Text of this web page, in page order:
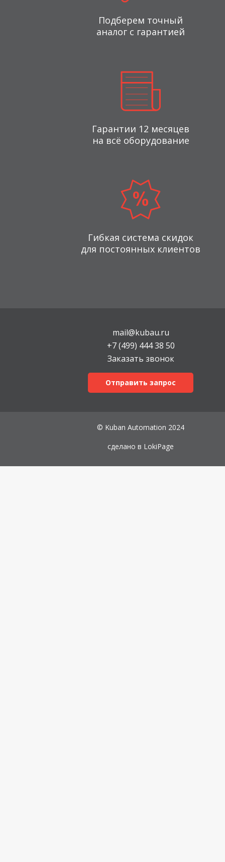
Подберем точный
аналог с гарантией
Гарантии 12 месяцев
на всё оборудование
Гибкая система скидок
для постоянных клиентов
mail@kubau.ru
+7 (499) 444 38 50
Заказать звонок
Отправить запрос
© Kuban Automation 2024
сделано в LokiPage